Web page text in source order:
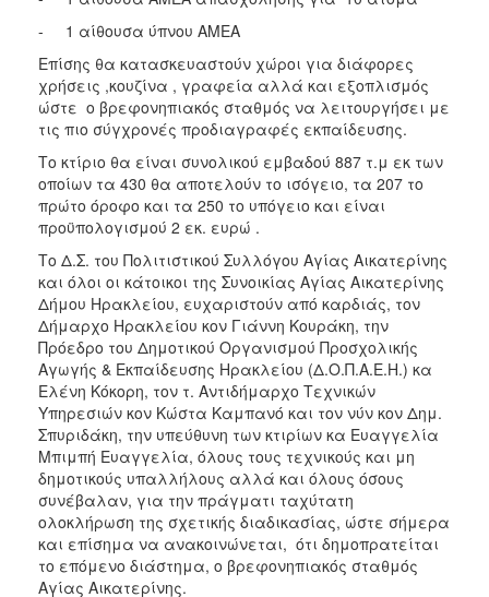
- 1 αίθουσα ύπνου ΑΜΕΑ
Επίσης θα κατασκευαστούν χώροι για διάφορες
χρήσεις ,κουζίνα , γραφεία αλλά και εξοπλισμός
ώστε ο βρεφονηπιακός σταθμός να λειτουργήσει με
τις πιο σύγχρονές προδιαγραφές εκπαίδευσης.
Το κτίριο θα είναι συνολικού εμβαδού 887 τ.μ εκ των
οποίων τα 430 θα αποτελούν το ισόγειο, τα 207 το
πρώτο όροφο και τα 250 το υπόγειο και είναι
προϋπολογισμού 2 εκ. ευρώ .
Το Δ.Σ. του Πολιτιστικού Συλλόγου Αγίας Αικατερίνης
και όλοι οι κάτοικοι της Συνοικίας Αγίας Αικατερίνης
Δήμου Ηρακλείου, ευχαριστούν από καρδιάς, τον
Δήμαρχο Ηρακλείου κον Γιάννη Κουράκη, την
Πρόεδρο του Δημοτικού Οργανισμού Προσχολικής
Αγωγής & Εκπαίδευσης Ηρακλείου (Δ.Ο.Π.Α.Ε.Η.) κα
Ελένη Κόκορη, τον τ. Αντιδήμαρχο Τεχνικών
Υπηρεσιών κον Κώστα Καμπανό και τον νύν κον Δημ.
Σπυριδάκη, την υπεύθυνη των κτιρίων κα Ευαγγελία
Μπιμπή Ευαγγελία, όλους τους τεχνικούς και μη
δημοτικούς υπαλλήλους αλλά και όλους όσους
συνέβαλαν, για την πράγματι ταχύτατη
ολοκλήρωση της σχετικής διαδικασίας, ώστε σήμερα
και επίσημα να ανακοινώνεται, ότι δημοπρατείται
το επόμενο διάστημα, ο βρεφονηπιακός σταθμός
Αγίας Αικατερίνης.